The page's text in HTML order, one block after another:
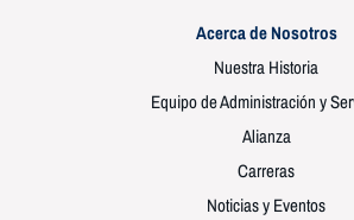
Acerca de Nosotros
Nuestra Historia
Equipo de Administración y
Alianza
Carreras
Noticias y Eventos